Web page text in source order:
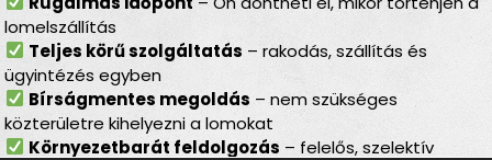
lomelszállítás
Teljes körű szolgáltatás – rakodás, szállítás és
ügyintézés egyben
Bírságmentes megoldás – nem szükséges
közterületre kihelyezni a lomokat
Környezetbarát feldolgozás – felelős, szelektív